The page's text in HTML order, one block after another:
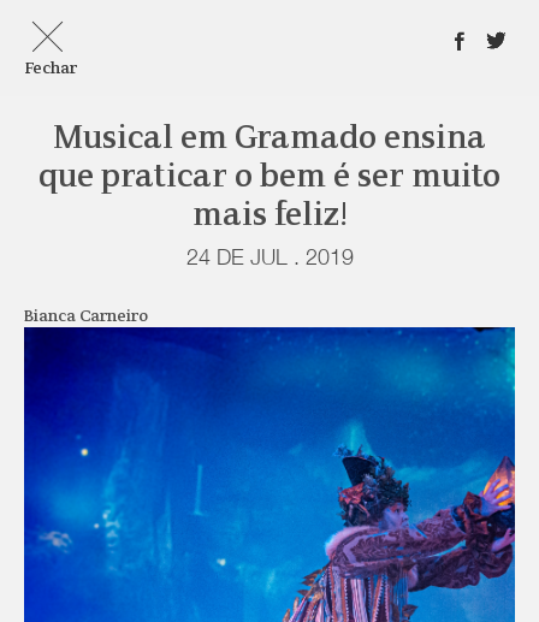
Fechar
Musical em Gramado ensina
que praticar o bem é ser muito
mais feliz!
24 DE JUL . 2019
Bianca Carneiro